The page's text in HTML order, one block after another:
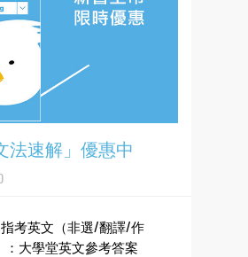
法速解」優惠中
指考英文（非選/翻譯/作
：大學堂英文參考答案